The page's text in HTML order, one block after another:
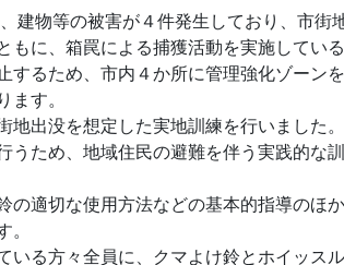
物等の被害が４件発生しており、市街
に、箱罠による捕獲活動を実施してい
るため、市内４か所に管理強化ゾーン
す。
出没を想定した実地訓練を行いました
ため、地域住民の避難を伴う実践的な
適切な使用方法などの基本的指導のほ
る方々全員に、クマよけ鈴とホイッス